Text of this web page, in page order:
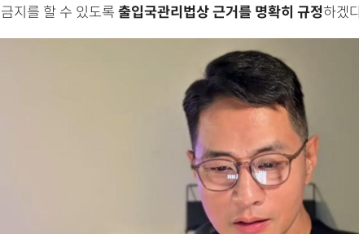
금지를 할 수 있도록 출입국관리법상 근거를 명확히 규정하겠